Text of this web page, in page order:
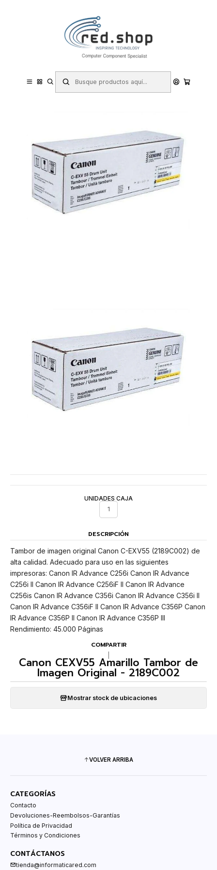
Haga Click Aqui
Consumibles. Canon Toner (Laser)
Canon CEXV55 Amarillo Tambor de Imagen Original - 2189C002
UNIDADES CAJA
1
DESCRIPCIÓN
Tambor de imagen original Canon C-EXV55 (2189C002) de
alta calidad. Adecuado para uso en las siguientes
impresoras: Canon IR Advance C256i Canon IR Advance
C256i II Canon IR Advance C256iF II Canon IR Advance
C256is Canon IR Advance C356i Canon IR Advance C356i II
Canon IR Advance C356iF II Canon IR Advance C356P Canon
IR Advance C356P II Canon IR Advance C356P III
Rendimiento: 45.000 Páginas
COMPARTIR
Canon CEXV55 Amarillo Tambor de
Imagen Original - 2189C002
Mostrar stock de ubicaciones
VOLVER ARRIBA
CATEGORÍAS
Contacto
Devoluciones-Reembolsos-Garantías
Política de Privacidad
Términos y Condiciones
CONTÁCTANOS
tienda@informaticared.com